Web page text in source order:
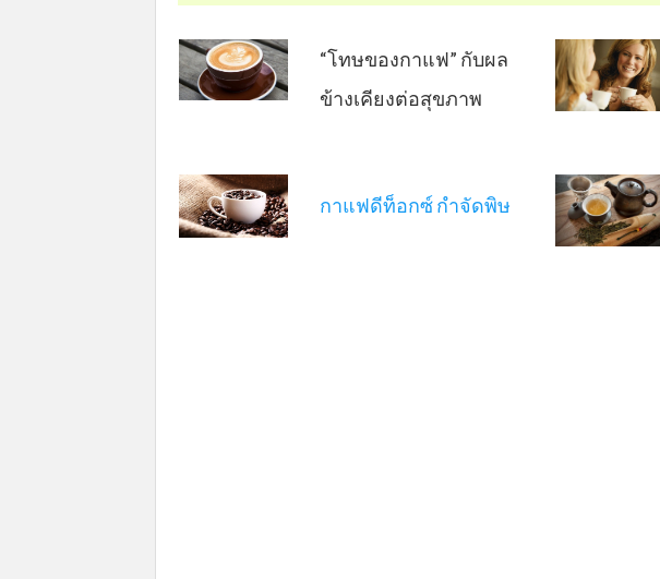
“โทษของกาแฟ” กับผล
ข้างเคียงต่อสุขภาพ
กาแฟดีท็อกซ์ กำจัดพิษ